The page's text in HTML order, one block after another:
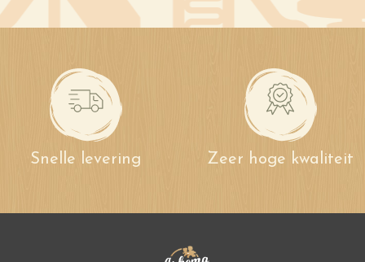
Snelle levering Zeer hoge kwaliteit